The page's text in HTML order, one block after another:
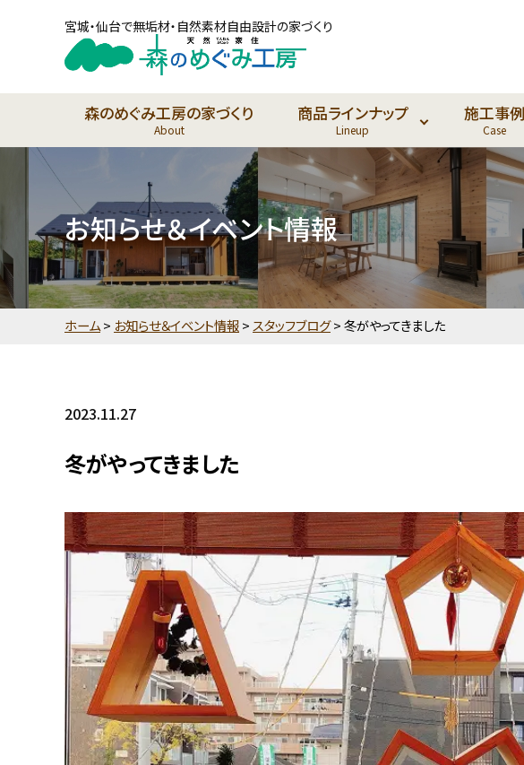
宮城・仙台で無垢材・自然素材自由設計の家づくり
森のめぐみ工房の家づくり
About
商品ラインナップ
Lineup
施工事例
Case
お知らせ＆イベント情報
ホーム> お知らせ＆イベント情報>スタッフブログ>冬がやってきました
2023.11.27
冬がやってきました